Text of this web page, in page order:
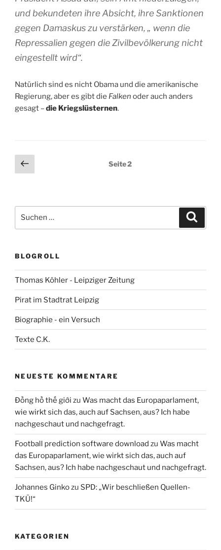
und bekundeten ihre Absicht, ihre Sanktionen
gegen Damaskus zu verstärken, „ wenn die
Repressalien gegen die Zivilbevölkerung nicht
eingestellt wird“.
Natürlich sind es nicht Obama und die amerikanische
Regierung, aber es gibt die Falken oder auch anders
gesagt –die Kriegslüsternen.
Seitennummerierung
der
Vorherige
Seite
Seite2
nach:
BLOGROLL
Thomas Köhler - Leipziger Zeitung
Pirat im Stadtrat Leipzig
Biographie - ein Versuch
Texte C.K.
NEUESTE KOMMENTARE
Đồng hồ thế giới zu Was macht das Europaparlament,
wie wirkt sich das, auch auf Sachsen, aus? Ich habe
nachgeschaut und nachgefragt.
Football prediction software download zu Was macht
das Europaparlament, wie wirkt sich das, auch auf
Sachsen, aus? Ich habe nachgeschaut und nachgefragt.
Johannes Ginkozu SPD: „Wir beschließen Quellen-
TKÜ!“
KATEGORIEN